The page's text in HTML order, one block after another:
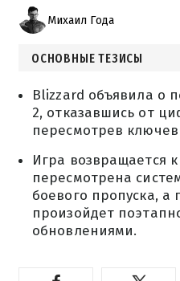
Михаил Года
ОСНОВНЫЕ ТЕЗИСЫ
Blizzard объявила о
2, отказавшись от
пересмотрев
Игра возвращается
пересмотрена
боевого пропуска, а
произойдет
обновлениями.